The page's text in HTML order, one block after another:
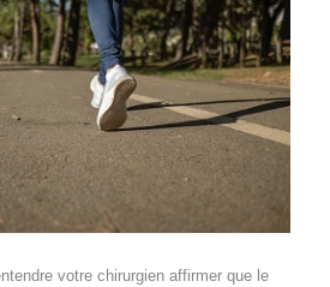
votre chirurgien affirmer que le